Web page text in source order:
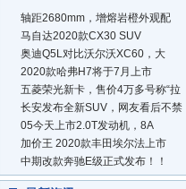
轴距2680mm，增熔岩橙外观配
马自达2020款CX30 SUV
奥迪Q5L对比沃尔沃XC60，大
2020款哈弗H7将于7月上市
五菱荣光新卡，售价4万多号称“拉
长安发布全新SUV，网友看后不禁
05今天上市2.0T发动机，8A
加价王 2020款丰田埃尔法上市
中期改款奔驰E级正式发布！！